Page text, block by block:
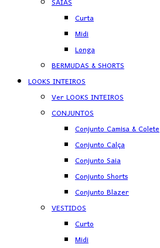
Curta
Midi
Longa
BERMUDAS & SHORTS
LOOKS INTEIROS
Ver LOOKS INTEIROS
CONJUNTOS
Conjunto Camisa & Colete
Conjunto Calça
Conjunto Saia
Conjunto Shorts
Conjunto Blazer
VESTIDOS
Curto
Midi